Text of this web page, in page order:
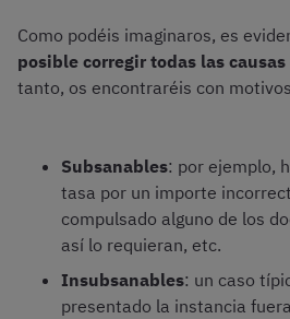
Como podéis imaginaros, es
posible corregir todas las
tanto, os encontraréis con
Subsanables: por ejemplo,
tasa por un importe
compulsado alguno de los
así lo requieran, etc.
Insubsanables: un caso
presentado la instancia